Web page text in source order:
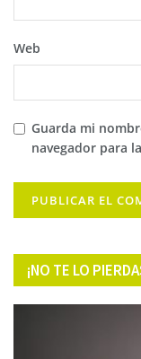
Web
Guarda mi
navegador para
¡NO TE LO